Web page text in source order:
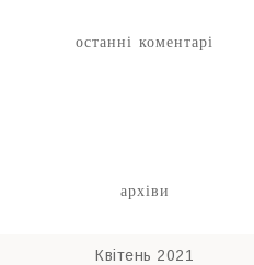
останні коментарі
архіви
Квітень 2021